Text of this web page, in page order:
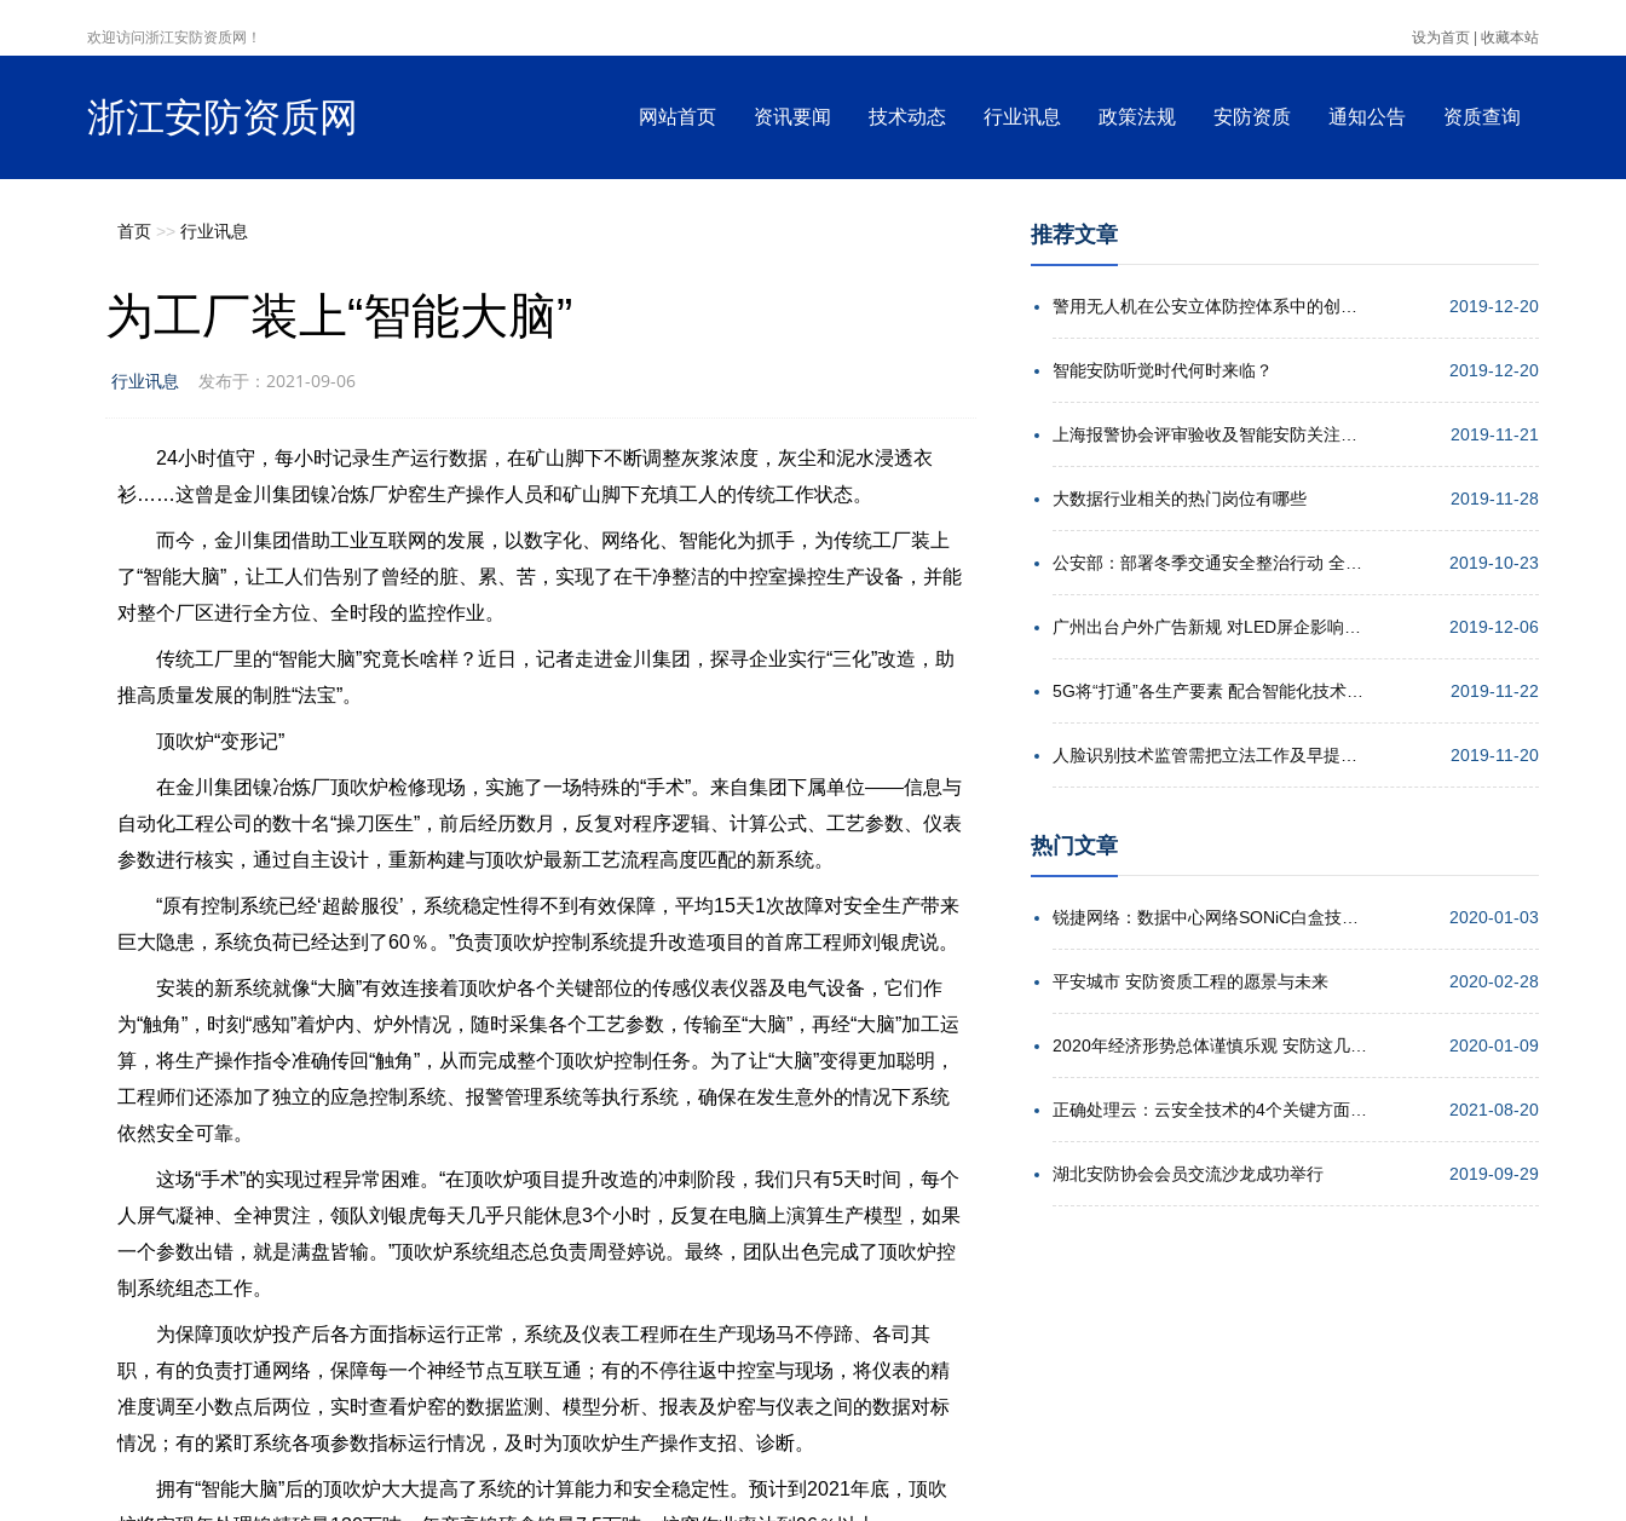
欢迎访问浙江安防资质网！ 设为首页 | 收藏本站
浙江安防资质网 网站首页 资讯要闻 技术动态 行业讯息 政策法规 安防资质 通知公告 资质查询
首页 >> 行业讯息
为工厂装上“智能大脑”
行业讯息 发布于：2021-09-06
24小时值守，每小时记录生产运行数据，在矿山脚下不断调整灰浆浓度，灰尘和泥水浸透衣
衫……这曾是金川集团镍冶炼厂炉窑生产操作人员和矿山脚下充填工人的传统工作状态。
而今，金川集团借助工业互联网的发展，以数字化、网络化、智能化为抓手，为传统工厂装上
了“智能大脑”，让工人们告别了曾经的脏、累、苦，实现了在干净整洁的中控室操控生产设备，并能
对整个厂区进行全方位、全时段的监控作业。
传统工厂里的“智能大脑”究竟长啥样？近日，记者走进金川集团，探寻企业实行“三化”改造，助
推高质量发展的制胜“法宝”。
顶吹炉“变形记”
在金川集团镍冶炼厂顶吹炉检修现场，实施了一场特殊的“手术”。来自集团下属单位——信息与
自动化工程公司的数十名“操刀医生”，前后经历数月，反复对程序逻辑、计算公式、工艺参数、仪表
参数进行核实，通过自主设计，重新构建与顶吹炉最新工艺流程高度匹配的新系统。
“原有控制系统已经‘超龄服役’，系统稳定性得不到有效保障，平均15天1次故障对安全生产带来
巨大隐患，系统负荷已经达到了60％。”负责顶吹炉控制系统提升改造项目的首席工程师刘银虎说。
安装的新系统就像“大脑”有效连接着顶吹炉各个关键部位的传感仪表仪器及电气设备，它们作
为“触角”，时刻“感知”着炉内、炉外情况，随时采集各个工艺参数，传输至“大脑”，再经“大脑”加工运
算，将生产操作指令准确传回“触角”，从而完成整个顶吹炉控制任务。为了让“大脑”变得更加聪明，
工程师们还添加了独立的应急控制系统、报警管理系统等执行系统，确保在发生意外的情况下系统
依然安全可靠。
这场“手术”的实现过程异常困难。“在顶吹炉项目提升改造的冲刺阶段，我们只有5天时间，每个
人屏气凝神、全神贯注，领队刘银虎每天几乎只能休息3个小时，反复在电脑上演算生产模型，如果
一个参数出错，就是满盘皆输。”顶吹炉系统组态总负责周登婷说。最终，团队出色完成了顶吹炉控
制系统组态工作。
为保障顶吹炉投产后各方面指标运行正常，系统及仪表工程师在生产现场马不停蹄、各司其
职，有的负责打通网络，保障每一个神经节点互联互通；有的不停往返中控室与现场，将仪表的精
准度调至小数点后两位，实时查看炉窑的数据监测、模型分析、报表及炉窑与仪表之间的数据对标
情况；有的紧盯系统各项参数指标运行情况，及时为顶吹炉生产操作支招、诊断。
拥有“智能大脑”后的顶吹炉大大提高了系统的计算能力和安全稳定性。预计到2021年底，顶吹
推荐文章
2019-12-20
智能安防听觉时代何时来临？ 2019-12-20
2019-11-21
大数据行业相关的热门岗位有哪些 2019-11-28
2019-10-23
2019-12-06
2019-11-22
2019-11-20
热门文章
2020-01-03
平安城市 安防资质工程的愿景与未来 2020-02-28
2020-01-09
2021-08-20
湖北安防协会会员交流沙龙成功举行 2019-09-29